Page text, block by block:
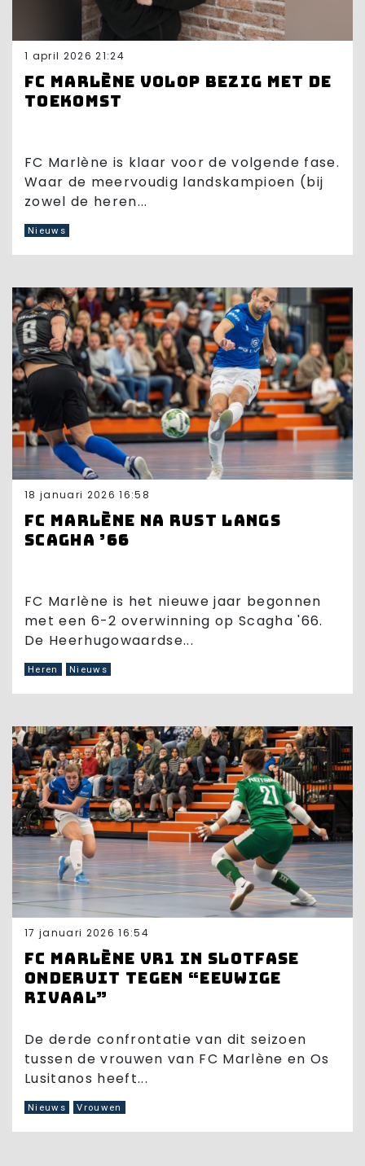
1 april 2026 21:24
FC Marlène volop bezig met de
toekomst
FC Marlène is klaar voor de volgende fase.
Waar de meervoudig landskampioen (bij
zowel de heren...
Nieuws
18 januari 2026 16:58
FC Marlène na rust langs
Scagha ’66
FC Marlène is het nieuwe jaar begonnen
met een 6-2 overwinning op Scagha '66.
De Heerhugowaardse...
Heren Nieuws
17 januari 2026 16:54
FC Marlène VR1 in slotfase
onderuit tegen “eeuwige
rivaal”
De derde confrontatie van dit seizoen
tussen de vrouwen van FC Marlène en Os
Lusitanos heeft...
Nieuws Vrouwen